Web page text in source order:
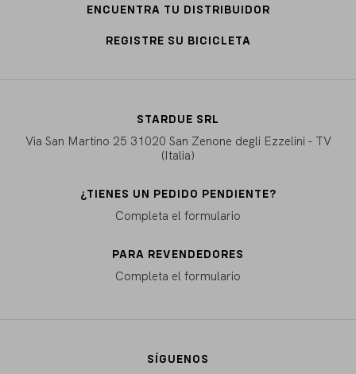
ENCUENTRA TU DISTRIBUIDOR
REGISTRE SU BICICLETA
STARDUE SRL
Via San Martino 25 31020 San Zenone degli Ezzelini - TV
(Italia)
¿TIENES UN PEDIDO PENDIENTE?
Completa el formulario
PARA REVENDEDORES
Completa el formulario
SÍGUENOS